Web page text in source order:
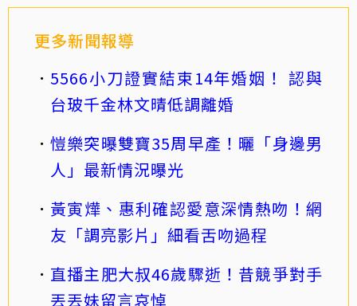
更多新聞報導
5566小刀證實結束14年婚姻！ 認與
台玻千金林文晴低調離婚
愷樂突曝雙寶35周早產！曬「身邊男
人」最新情況曝光
黃寅燁、惠利確認愛意深情熱吻！網
友「調亮影片」細看舌吻過程
直播主肥大叔46歲驟逝！昔競爭對手
丟丟妹留言哀悼